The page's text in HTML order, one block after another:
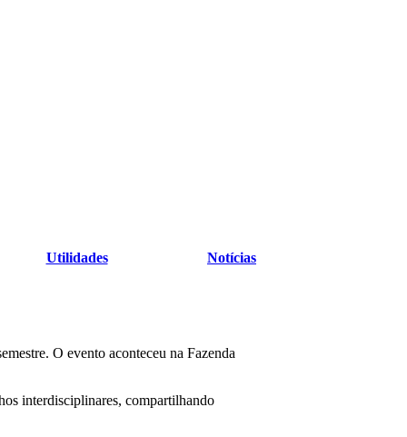
Utilidades Notícias
O evento aconteceu na Fazenda
interdisciplinares, compartilhando